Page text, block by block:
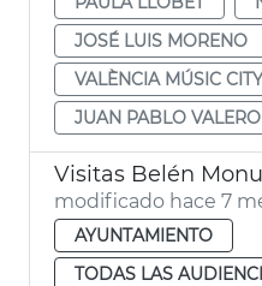
JOSÉ LUIS MORENO
VALÈNCIA MÚSIC CITY
JUAN PABLO VALERO
modificado hace 7
AYUNTAMIENTO
TODAS LAS